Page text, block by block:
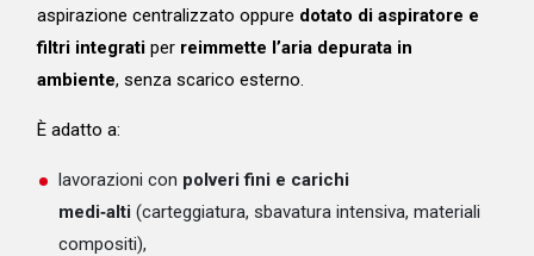
aspirazione centralizzato oppure dotato di aspiratore e
filtri integratiper reimmette l’aria depurata in
ambiente, senza scarico esterno.
È adatto a:
lavorazioni con polveri fini e carichi
medi‑alti(carteggiatura, sbavatura intensiva, materiali
compositi),